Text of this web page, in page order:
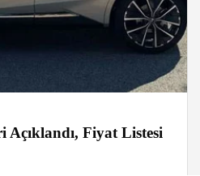
Açıklandı, Fiyat Listesi